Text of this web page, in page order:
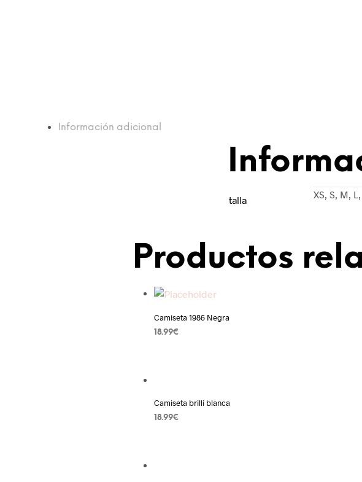
Información adicional
talla XS, S, M,
Productos
Añadir a la lista de deseos
Camiseta 1986 Negra
18.99€
Camiseta brilli blanca
18.99€